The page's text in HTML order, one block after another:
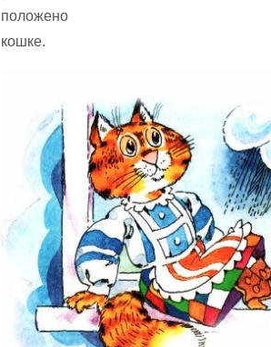
положено
кошке.